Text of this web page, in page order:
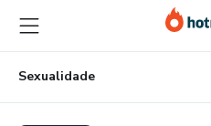
para
o
conteúdo
principal
para
o
pagamento
para
o
rodapé
Sexualidade